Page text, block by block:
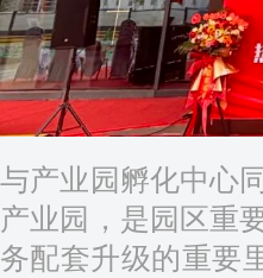
与产业园孵化中心
产业园，是园区重
务配套升级的重要